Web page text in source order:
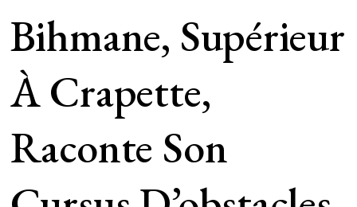
Bihmane, Supérieur
À Crapette,
Raconte Son